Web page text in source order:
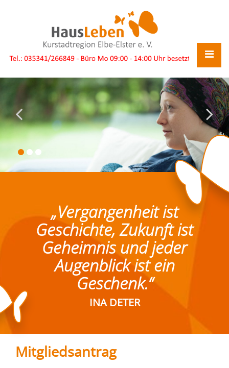
„Vergangenheit ist
Geschichte, Zukunft ist
Geheimnis und jeder
Augenblick ist ein
Geschenk.“
INA DETER
Mitgliedsantrag